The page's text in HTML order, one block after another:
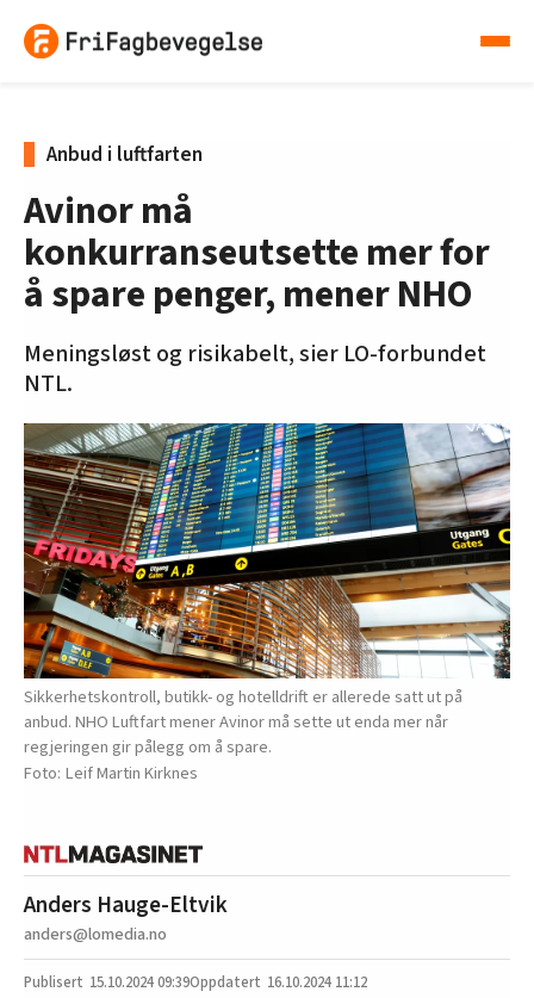
Anbud i luftfarten
Avinor må
konkurranseutsette mer for
å spare penger, mener NHO
Meningsløst og risikabelt, sier LO-forbundet
NTL.
Sikkerhetskontroll, butikk- og hotelldrift er allerede satt ut på
anbud. NHO Luftfart mener Avinor må sette ut enda mer når
regjeringen gir pålegg om å spare.
Leif Martin Kirknes
Anders Hauge-Eltvik
anders@lomedia.no
15.10.202409:39 16.10.2024 11:12